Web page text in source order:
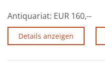
Antiquariat: EUR 160,--
Details anzeigen